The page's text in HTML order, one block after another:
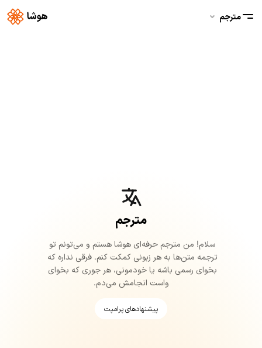
مترجم
مترجم
سلام! من مترجم حرفه‌ای هوشا هستم و می‌تونم
تو
ترجمه متن‌ها به هر زبونی کمکت کنم. فرقی نداره که
بخوای رسمی باشه یا خودمونی، هر جوری که بخوای
واست انجامش می‌دم.
پیشنهادهای پرامپت